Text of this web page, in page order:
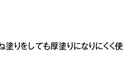
りをしても厚塗りになりにくく使